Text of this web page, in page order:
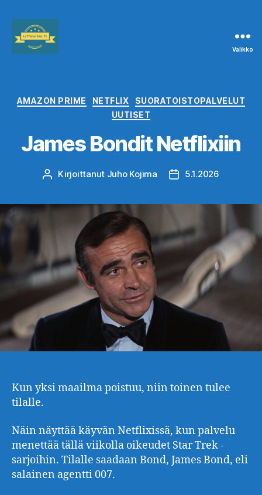
Valikko
Kategoriat
AMAZON PRIME NETFLIX
SUORATOISTOPALVELUT
UUTISET
James Bondit Netflixiin
Kirjoittaja
Kirjoittanut Juho Kojima Julkaisupäivämäärä
5.1.2026
Kun yksi maailma poistuu, niin toinen tulee
tilalle.
Näin näyttää käyvän Netflixissä, kun palvelu
menettää tällä viikolla oikeudet Star Trek -
sarjoihin. Tilalle saadaan Bond, James Bond, eli
salainen agentti 007.